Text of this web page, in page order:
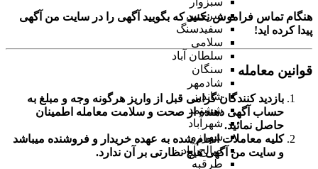
سرخس
سفیدسنگ
سلامی
سلطان آباد
سنگان
شادمهر
شاندیز
ششتمد
شهرآباد
شهرزو
صالح آباد
طرقبه
هنگام تماس فراموش نکنید که بگویید آگهی را در سایت من آگهی
پیدا کرده اید!
قوانین معامله
بازدید کنندگان گرامی قبل از واریز هرگونه وجه و مبلغ به
حساب آگهی دهنده از صحت و سلامت معامله اطمینان
حاصل نمائید.
کلیه معاملات انجام شده به عهده خریدار و فروشنده میباشد
و سایت من آگهیهیچ نظارتی بر آن ندارد.